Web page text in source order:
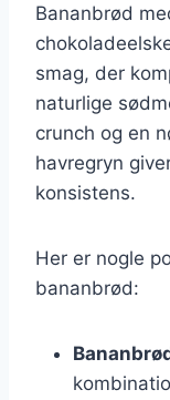
Bananbrød
smag, der
naturlige
crunch og en
havregryn
konsistens.
Her er nogle
bananbrød: